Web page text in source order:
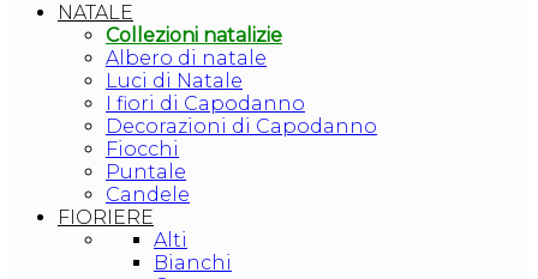
NATALE
Collezioni natalizie
Albero di natale
Luci di Natale
I fiori di Capodanno
Decorazioni di Capodanno
Fiocchi
Puntale
Candele
FIORIERE
Alti
Bianchi